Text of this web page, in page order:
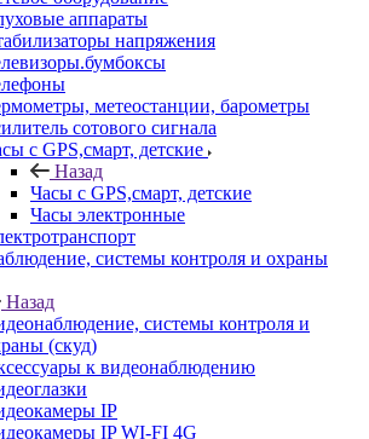
аппараты
напряжения
метеостанции, барометры
сотового сигнала
с GPS,смарт, детские
Назад
Часы с GPS,смарт, детские
Часы электронные
системы контроля и охраны
Назад
системы контроля и
(скуд)
к видеонаблюдению
IP
IP WI-FI 4G